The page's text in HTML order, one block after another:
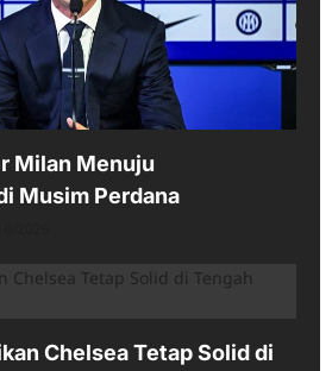
Milan Menuju
Musim Perdana
Chelsea Tetap Solid di